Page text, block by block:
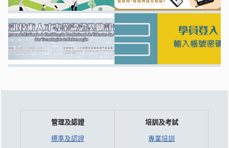
管理及認證
標準及認證
培訓及考試
專業培訓